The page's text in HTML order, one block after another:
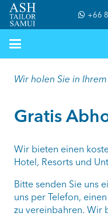
+66
Wir holen Sie in
Gratis
Wir bieten einen
Hotel, Resorts und
Bitte senden Sie uns
uns per Telefon,
zu vereinbahren. Wir